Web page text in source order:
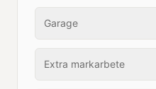
Garage
Extra markarbete